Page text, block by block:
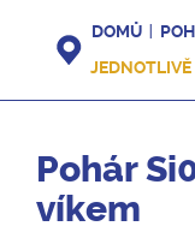
DOMŮ
JEDNOTLIVĚ
Pohár
víkem